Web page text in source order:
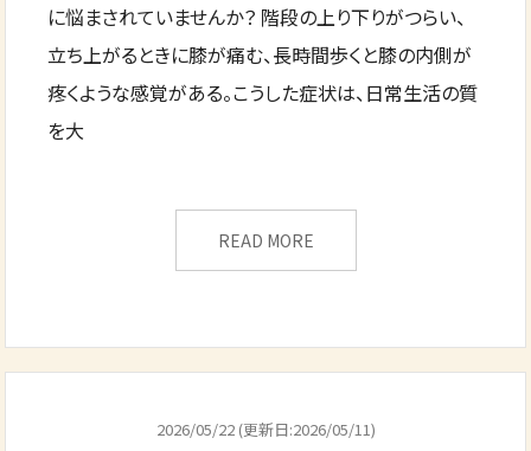
に悩まされていませんか？ 階段の上り下りがつらい、
立ち上がるときに膝が痛む、長時間歩くと膝の内側が
疼くような感覚がある。こうした症状は、日常生活の質
を大
READ MORE
2026/05/22 (更新日:2026/05/11)